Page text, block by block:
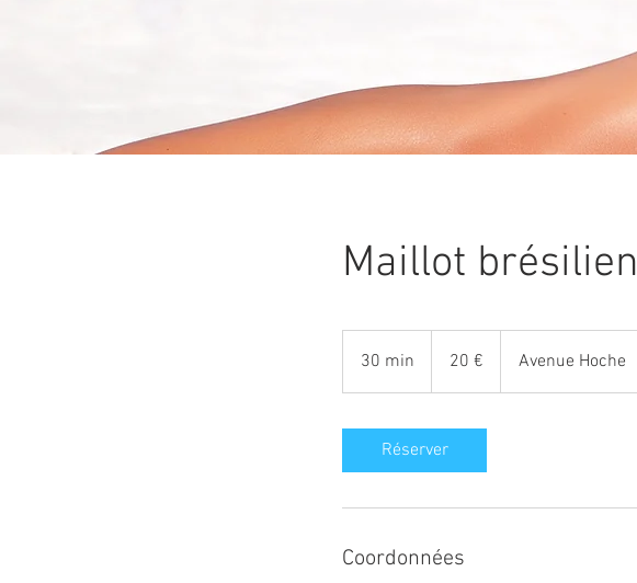
Maillot brésilien
30 min
0
i
n
20 € Avenue Hoche
Réserver
Coordonnées